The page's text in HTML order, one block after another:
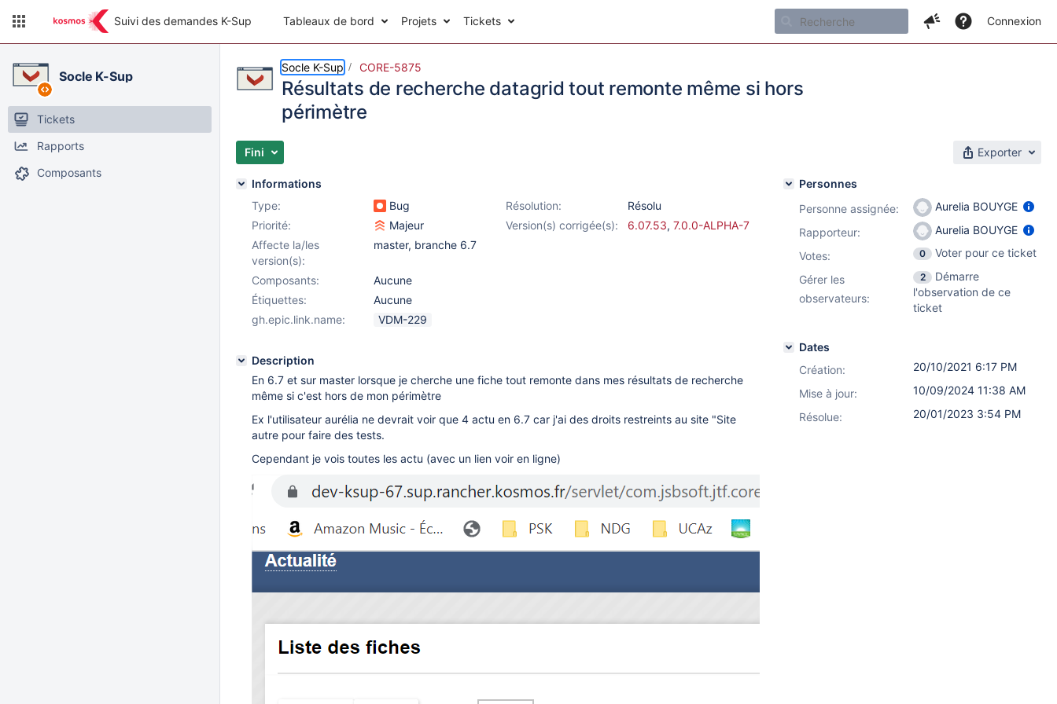
Suivi des demandes K-Sup Tableaux de bord Projets Tickets Connexion
Socle K-Sup
Tickets
Rapports
Composants
Socle K-Sup CORE-5875
Résultats de recherche datagrid tout remonte même si hors
périmètre
Fini Exporter
Informations
Type:
Bug Résolution:
Résolu
Priorité:
Majeur Version(s) corrigée(s): 6.07.53, 7.0.0-ALPHA-7
Affecte la/les
version(s):
master, branche 6.7
Composants:
Aucune
Étiquettes:
Aucune
gh.epic.link.name:
VDM-229
Description
En 6.7 et sur master lorsque je cherche une fiche tout remonte dans mes résultats de recherche
même si c'est hors de mon périmètre
Ex l'utilisateur aurélia ne devrait voir que 4 actu en 6.7 car j'ai des droits restreints au site "Site
autre pour faire des tests.
Cependant je vois toutes les actu (avec un lien voir en ligne)
Personnes
Personne assignée:
Aurelia BOUYGE
Rapporteur:
Aurelia BOUYGE
Votes: 0
Voter pour ce ticket
Gérer les
observateurs:
2
Démarre
l'observation de ce
ticket
Dates
Création:
20/10/2021 6:17 PM
Mise à jour:
10/09/2024 11:38 AM
Résolue:
20/01/2023 3:54 PM